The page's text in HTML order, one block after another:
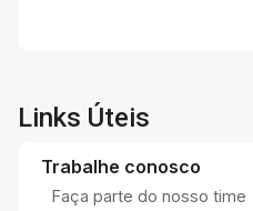
Links Úteis
Trabalhe conosco
Faça parte do nosso time